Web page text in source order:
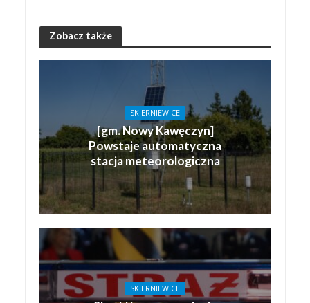
Zobacz także
SKIERNIEWICE
[gm. Nowy Kawęczyn]
Powstaje automatyczna
stacja meteorologiczna
SKIERNIEWICE